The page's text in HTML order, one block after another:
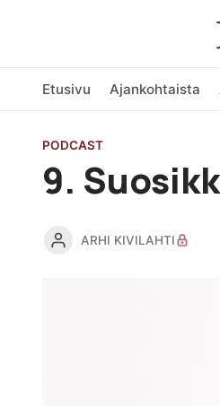
Etusivu Ajankohtaista
PODCAST
9.
ARHI KIVILAHTI